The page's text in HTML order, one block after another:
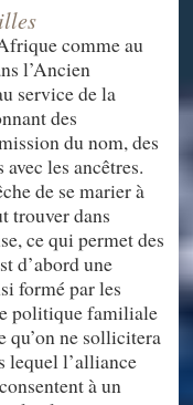
comme au
l’Ancien
service de la
des
du nom, des
les ancêtres.
de se marier à
trouver dans
ce qui permet des
d’abord une
formé par les
politique familiale
qu’on ne sollicitera
lequel l’alliance
à un